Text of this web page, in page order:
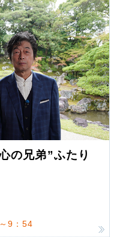
の兄弟”ふたり
9：54